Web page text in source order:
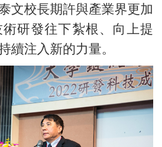
文校長期許與產業界更加
研發往下紮根、向上提
續注入新的力量。